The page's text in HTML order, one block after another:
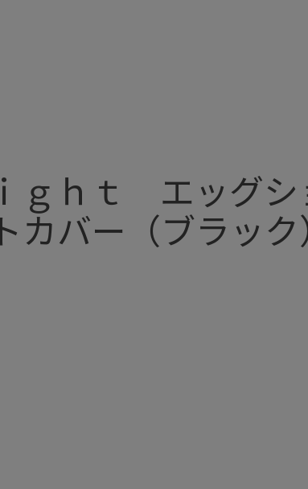
ｇｈｔ エッグ
バー（ブラック